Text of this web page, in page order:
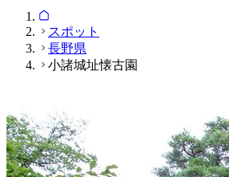
スポット
長野県
小諸城址懐古園